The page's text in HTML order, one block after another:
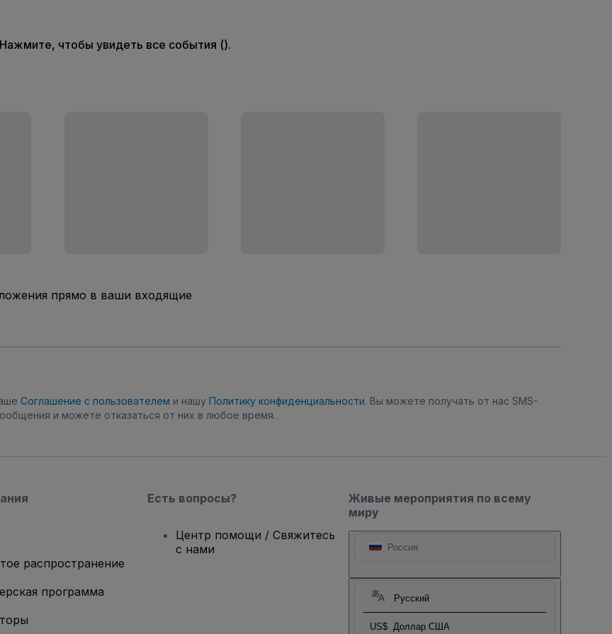
чтобы увидеть все события ().
прямо в ваши входящие
Соглашение с пользователем и нашу Политику конфиденциальности. Вы можете получать от нас SMS-
и можете отказаться от них в любое время.
Живые мероприятия по всему
миру
Россия
Русский
US$ Доллар США
распространение
программа
Есть вопросы?
Центр помощи / Свяжитесь
с нами